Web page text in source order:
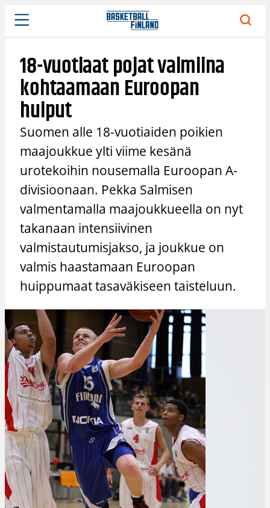
Siirry
sisältöön
18-vuotiaat pojat valmiina
kohtaamaan Euroopan
huiput
Suomen alle 18-vuotiaiden poikien
maajoukkue ylti viime kesänä
urotekoihin nousemalla Euroopan A-
divisioonaan. Pekka Salmisen
valmentamalla maajoukkueella on nyt
takanaan intensiivinen
valmistautumisjakso, ja joukkue on
valmis haastamaan Euroopan
huippumaat tasaväkiseen taisteluun.